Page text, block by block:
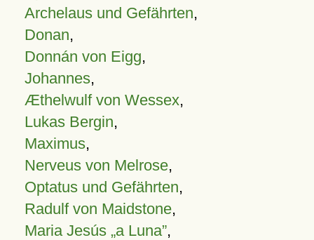
Archelaus und Gefährten,
Donan,
Donnán von Eigg,
Johannes,
Æthelwulf von Wessex,
Lukas Bergin,
Maximus,
Nerveus von Melrose,
Optatus und Gefährten,
Radulf von Maidstone,
Maria Jesús „a Luna”,